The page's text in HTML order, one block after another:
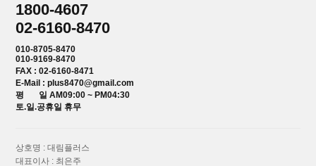
1800-4607
02-6160-8470
010-8705-8470
010-9169-8470
FAX : 02-6160-8471
E-Mail : plus8470@gmail.com
평 일 AM09:00 ~ PM04:30
토.일.공휴일 휴무
상호명 : 대림플러스
대표이사 : 최은주